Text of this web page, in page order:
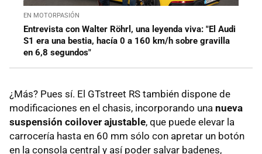
EN MOTORPASIÓN
Entrevista con Walter Röhrl, una leyenda viva: "El Audi
S1 era una bestia, hacía 0 a 160 km/h sobre gravilla
en 6,8 segundos"
¿Más? Pues sí. El GTstreet RS también dispone de
modificaciones en el chasis, incorporando una nueva
suspensión coilover ajustable, que puede elevar la
carrocería hasta en 60 mm sólo con apretar un botón
en la consola central y así poder salvar badenes,